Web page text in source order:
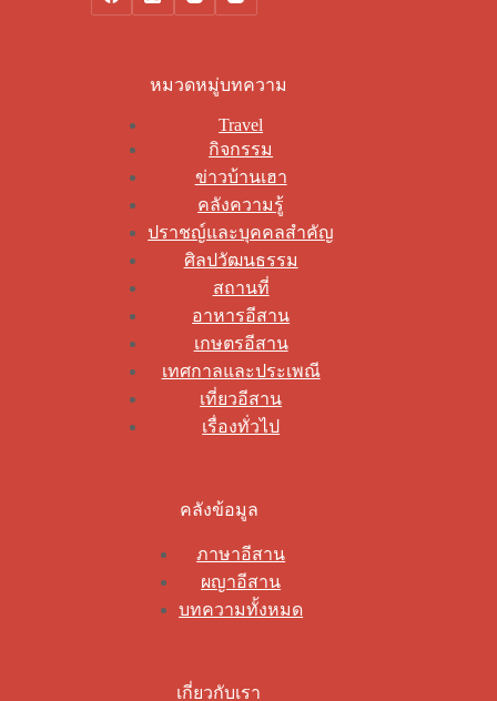
หมวดหมู่บทความ
Travel
กิจกรรม
ข่าวบ้านเฮา
คลังความรู้
ปราชญ์และบุคคลสำคัญ
ศิลปวัฒนธรรม
สถานที่
อาหารอีสาน
เกษตรอีสาน
เทศกาลและประเพณี
เที่ยวอีสาน
เรื่องทั่วไป
คลังข้อมูล
ภาษาอีสาน
ผญาอีสาน
บทความทั้งหมด
เกี่ยวกับเรา